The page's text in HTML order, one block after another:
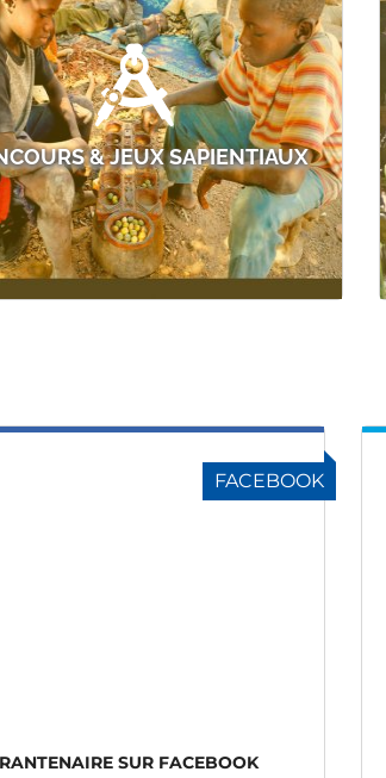
& JEUX SAPIENTIAUX
FACEBOOK
SUR FACEBOOK